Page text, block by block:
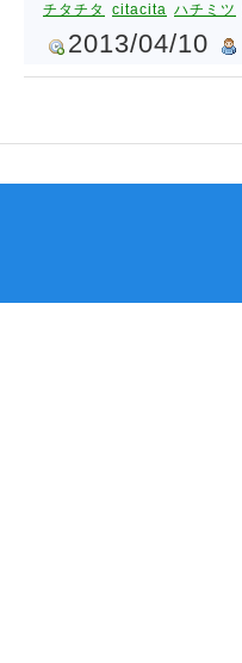
チタチタ citacita ハチミツ
2013/04/10